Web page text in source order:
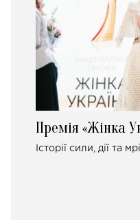
Премія «Жінка
Історії сили, дії та